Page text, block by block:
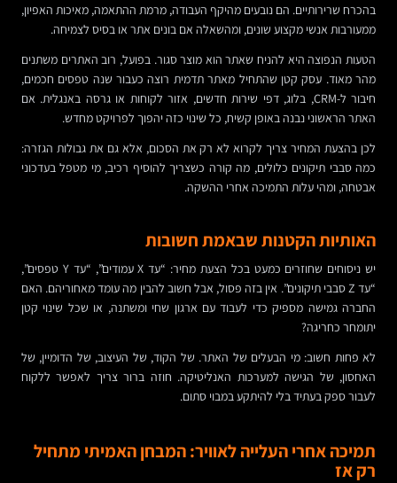
בהכרח שרירותיים. הם נובעים מהיקף העבודה, מרמת ההתאמה, מאיכות האפיון,
ממעורבות אנשי מקצוע שונים, ומהשאלה אם בונים אתר או בסיס לצמיחה.
הטעות הנפוצה היא להניח שאתר הוא מוצר סגור. בפועל, רוב האתרים משתנים
מהר מאוד. עסק קטן שהתחיל מאתר תדמית רוצה כעבור שנה טפסים חכמים,
חיבור ל-CRM, בלוג, דפי שירות חדשים, אזור לקוחות או גרסה באנגלית. אם
האתר הראשוני נבנה באופן קשיח, כל שינוי כזה יהפוך לפרויקט מחדש.
לכן בהצעת המחיר צריך לקרוא לא רק את הסכום, אלא גם את גבולות הגזרה:
כמה סבבי תיקונים כלולים, מה קורה כשצריך להוסיף רכיב, מי מטפל בעדכוני
אבטחה, ומהי עלות התמיכה אחרי ההשקה.
האותיות הקטנות שבאמת חשובות
יש ניסוחים שחוזרים כמעט בכל הצעת מחיר: “עד X עמודים”, “עד Y טפסים”,
“עד Z סבבי תיקונים”. אין בזה פסול, אבל חשוב להבין מה עומד מאחוריהם. האם
החברה גמישה מספיק כדי לעבוד עם ארגון שחי ומשתנה, או שכל שינוי קטן
יתומחר כחריגה?
לא פחות חשוב: מי הבעלים של האתר. של הקוד, של העיצוב, של הדומיין, של
האחסון, של הגישה למערכות האנליטיקה. חוזה ברור צריך לאפשר ללקוח
לעבור ספק בעתיד בלי להיתקע במבוי סתום.
תמיכה אחרי העלייה לאוויר: המבחן האמיתי מתחיל
רק אז